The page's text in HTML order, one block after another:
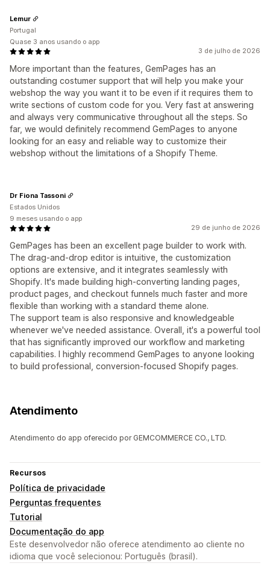
3 de julho de 2026
More important than the features, GemPages has an
outstanding costumer support that will help you make your
webshop the way you want it to be even if it requires them to
write sections of custom code for you. Very fast at answering
and always very communicative throughout all the steps. So
far, we would definitely recommend GemPages to anyone
looking for an easy and reliable way to customize their
webshop without the limitations of a Shopify Theme.
Lemur
Portugal
Quase 3 anos usando o app
29 de junho de 2026
GemPages has been an excellent page builder to work with.
The drag-and-drop editor is intuitive, the customization
options are extensive, and it integrates seamlessly with
Shopify. It's made building high-converting landing pages,
product pages, and checkout funnels much faster and more
flexible than working with a standard theme alone.
The support team is also responsive and knowledgeable
whenever we've needed assistance. Overall, it's a powerful tool
that has significantly improved our workflow and marketing
capabilities. I highly recommend GemPages to anyone looking
to build professional, conversion-focused Shopify pages.
Dr Fiona Tassoni
Estados Unidos
9 meses usando o app
Atendimento
Atendimento do app oferecido por GEMCOMMERCE CO., LTD.
Recursos
Política de privacidade
Perguntas frequentes
Tutorial
Documentação do app
Este desenvolvedor não oferece atendimento ao cliente no
idioma que você selecionou: Português (brasil).